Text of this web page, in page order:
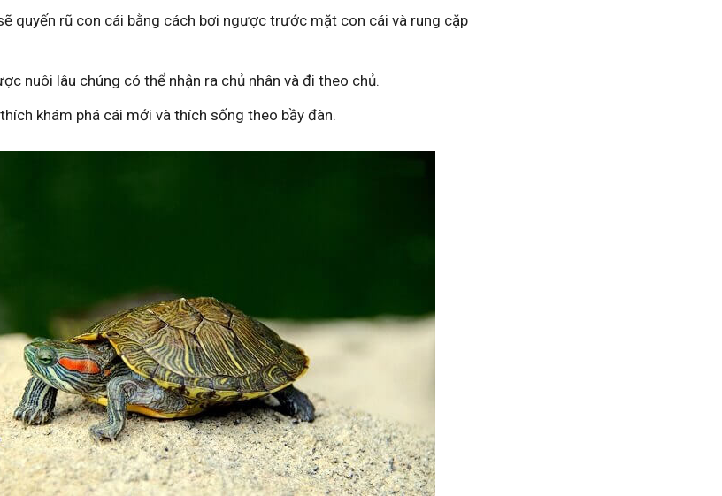
quyến rũ con cái bằng cách bơi ngược trước mặt con cái và rung cặp
nuôi lâu chúng có thể nhận ra chủ nhân và đi theo chủ.
khám phá cái mới và thích sống theo bầy đàn.